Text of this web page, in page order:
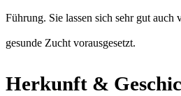
Führung. Sie lassen sich sehr gut
gesunde Zucht vorausgesetzt.
Herkunft &